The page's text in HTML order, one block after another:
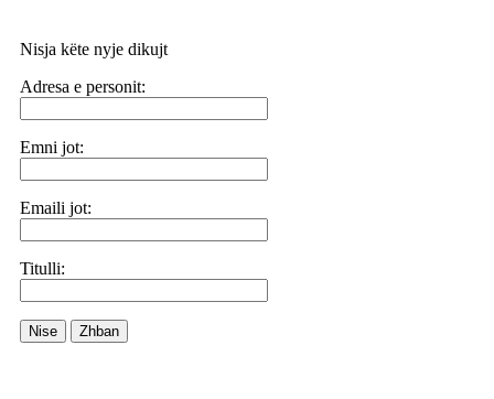
Nisja këte nyje dikujt
Adresa e personit:
Emni jot:
Emaili jot:
Titulli:
Nise Zhban